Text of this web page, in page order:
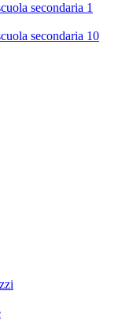
secondaria 1
secondaria 10